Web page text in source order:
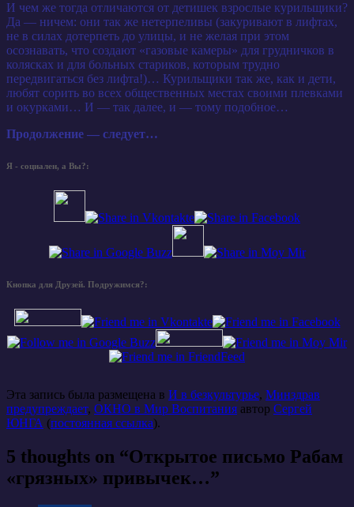
И чем же тогда отличаются от детишек взрослые курильщики?
Да — ничем: они так же нетерпеливы (закуривают в лифтах,
не в силах дотерпеть до улицы, и не желая при этом
осознавать, что создают «газовые камеры» для грудничков в
колясках и для больных стариков, которым трудно
передвигаться без лифта!)… Курильщики так же, как и дети,
любят сорить во всех общественных местах своими плевками
и окурками… И — так далее, и — тому подобное…
Продолжение — следует…
Я - социален, а Вы?:
Кнопка для Друзей. Подружимся?:
Эта запись была размещена в И в безкультурье, Минздрав
предупреждает, ОКНО в Мир Воспитания автор Сергей
ЮНГА (постоянная ссылка).
5 thoughts on “Открытое письмо Рабам
«грязных» привычек…”